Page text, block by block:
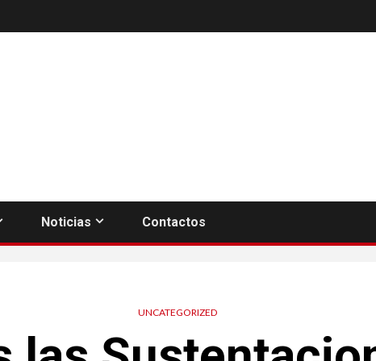
Noticias Contactos
UNCATEGORIZED